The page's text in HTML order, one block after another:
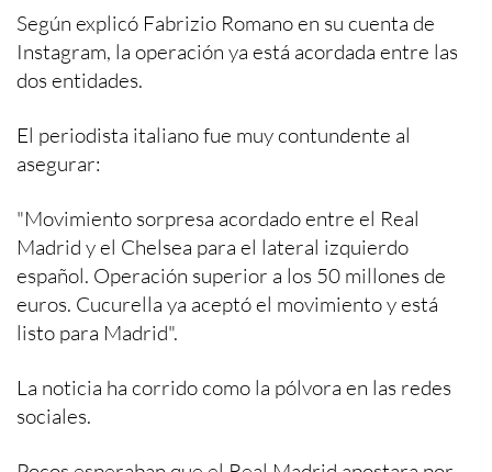
Según explicó Fabrizio Romano en su cuenta de
Instagram, la operación ya está acordada entre las
dos entidades.
El periodista italiano fue muy contundente al
asegurar:
"Movimiento sorpresa acordado entre el Real
Madrid y el Chelsea para el lateral izquierdo
español. Operación superior a los 50 millones de
euros. Cucurella ya aceptó el movimiento y está
listo para Madrid".
La noticia ha corrido como la pólvora en las redes
sociales.